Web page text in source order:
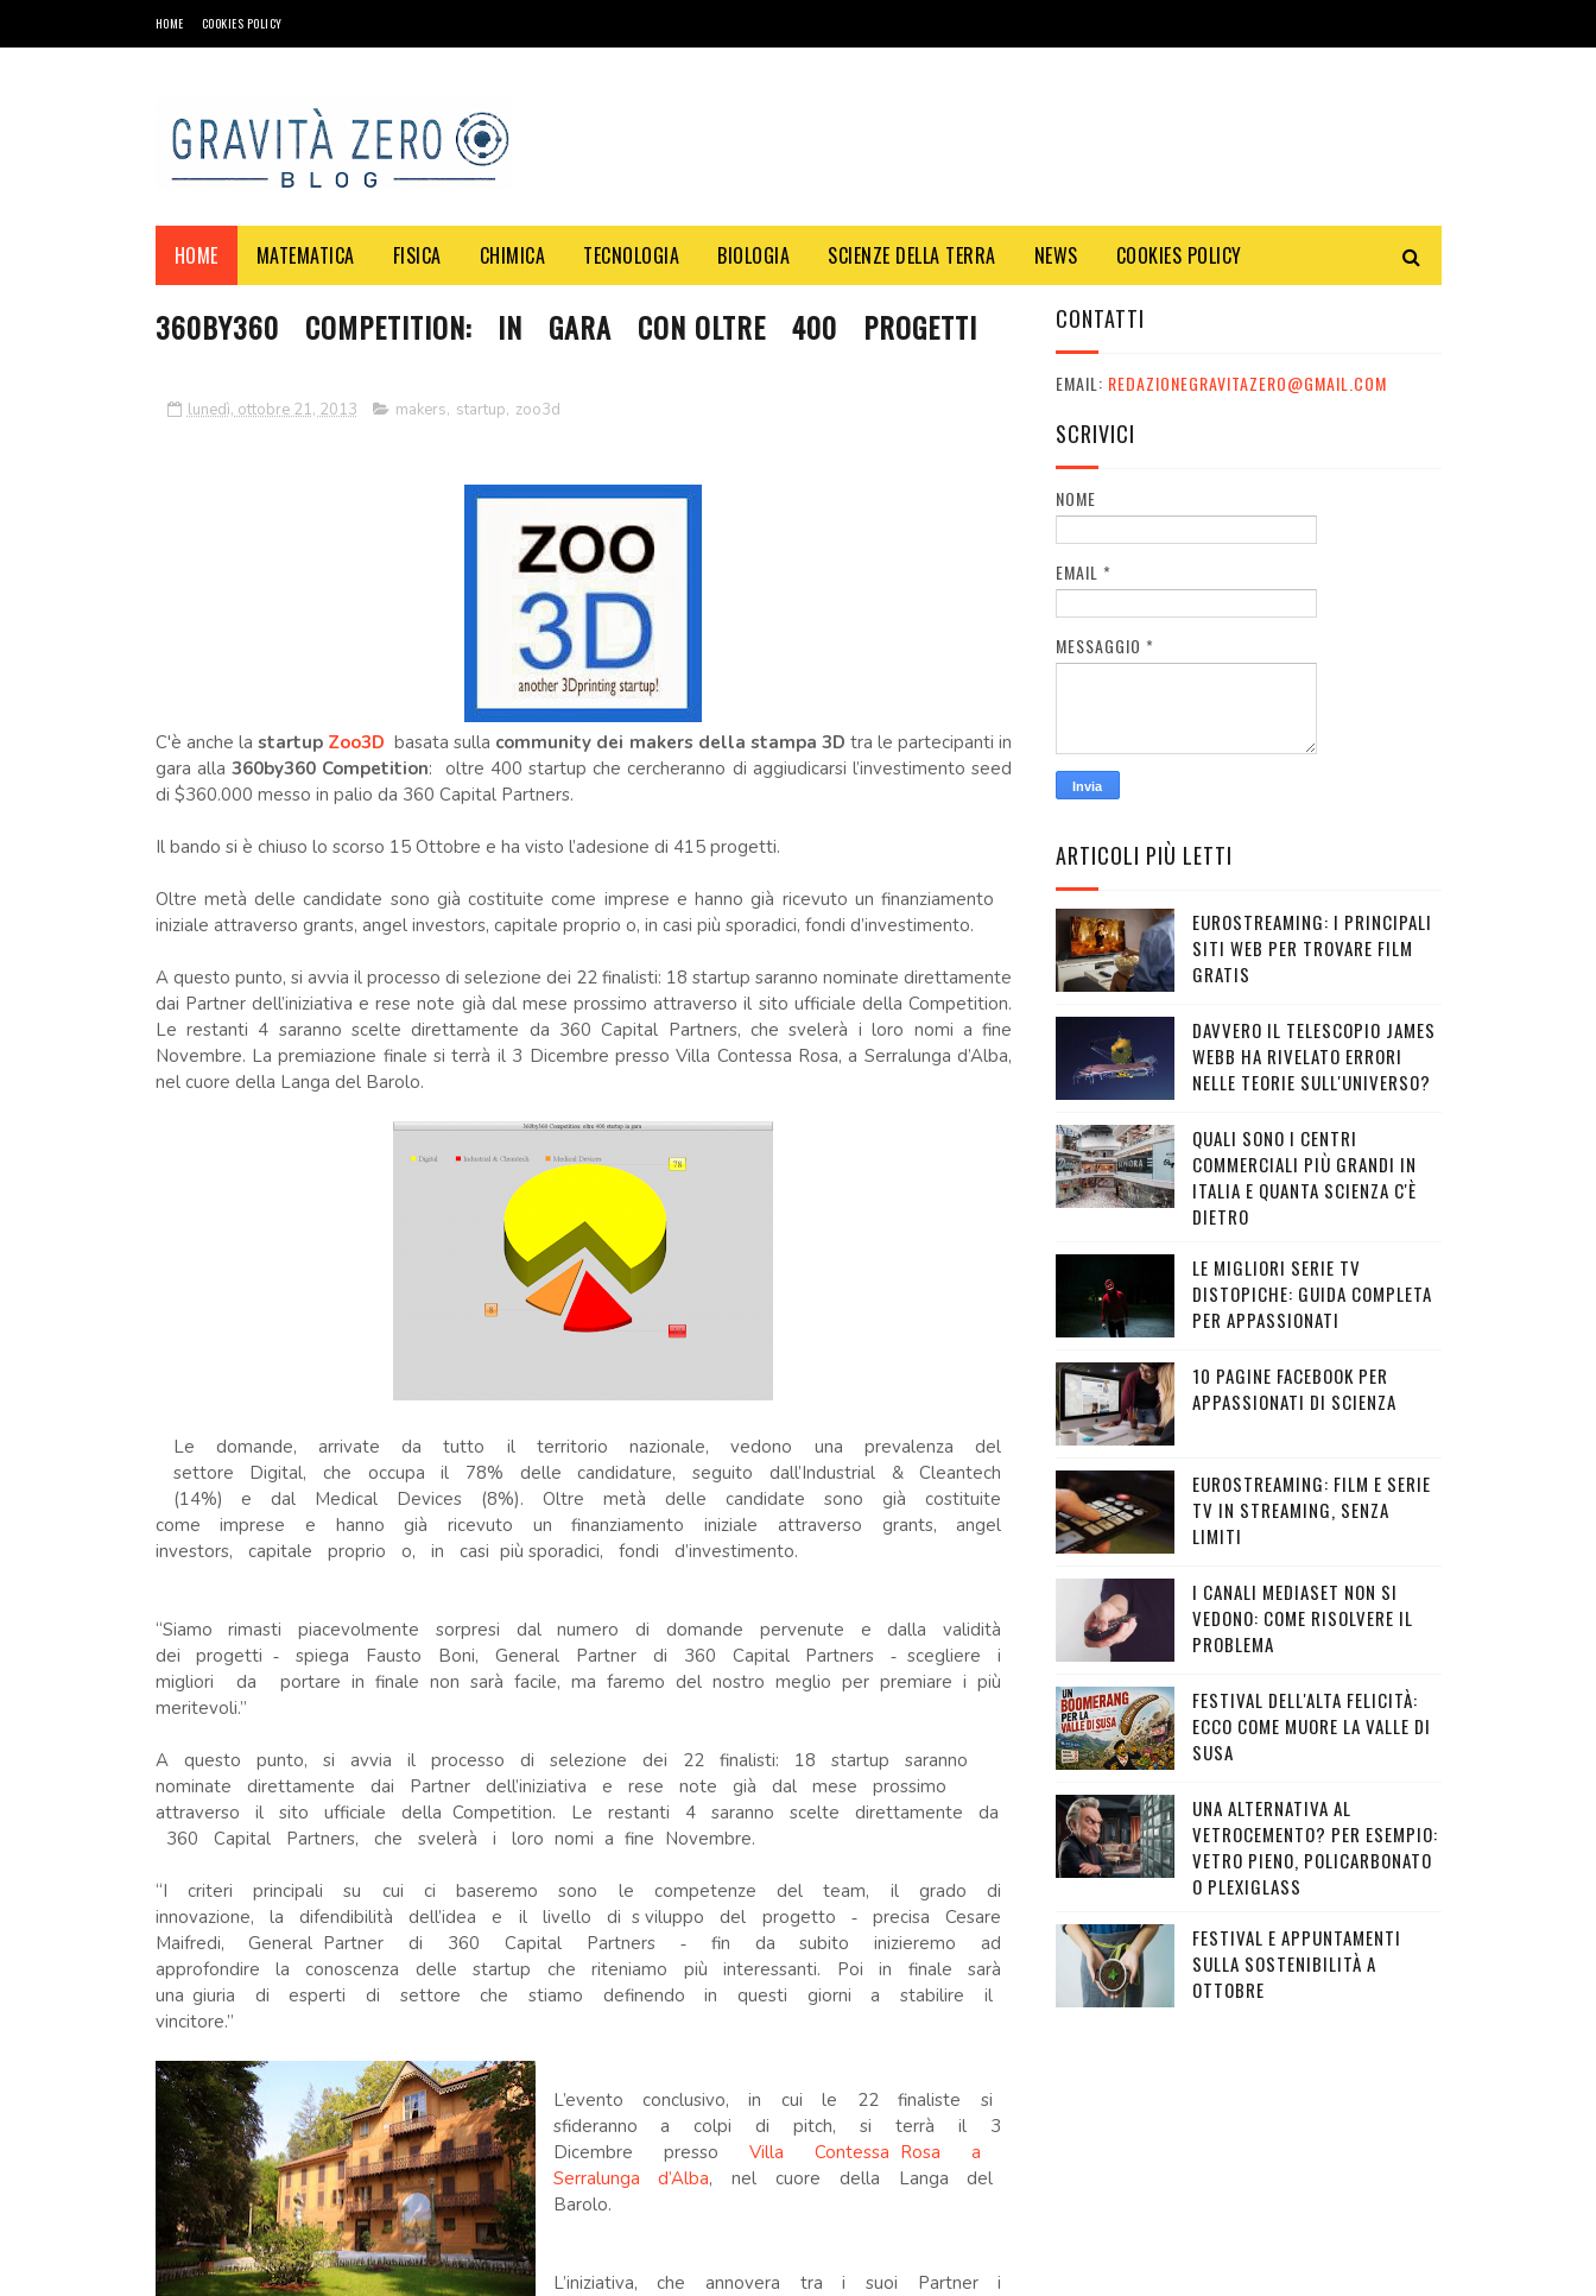
HOME COOKIES POLICY
HOME MATEMATICA FISICA CHIMICA TECNOLOGIA BIOLOGIA SCIENZE DELLA TERRA NEWS COOKIES POLICY
360BY360 COMPETITION: IN GARA CON OLTRE 400 PROGETTI
lunedì, ottobre 21, 2013 makers, startup, zoo3d
C'è anche la startup Zoo3D basata sulla community dei makers della stampa 3D tra le partecipanti in
gara alla 360by360 Competition: oltre 400 startup che cercheranno di aggiudicarsi l’investimento seed
di $360.000 messo in palio da 360 Capital Partners.
Il bando si è chiuso lo scorso 15 Ottobre e ha visto l’adesione di 415 progetti.
Oltre metà delle candidate sono già costituite come imprese e hanno già ricevuto un finanziamento
iniziale attraverso grants, angel investors, capitale proprio o, in casi più sporadici, fondi d’investimento.
A questo punto, si avvia il processo di selezione dei 22 finalisti: 18 startup saranno nominate direttamente
dai Partner dell’iniziativa e rese note già dal mese prossimo attraverso il sito ufficiale della Competition.
Le restanti 4 saranno scelte direttamente da 360 Capital Partners, che svelerà i loro nomi a fine
Novembre. La premiazione finale si terrà il 3 Dicembre presso Villa Contessa Rosa, a Serralunga d’Alba,
nel cuore della Langa del Barolo.
Le domande, arrivate da tutto il territorio nazionale, vedono una prevalenza del
settore Digital, che occupa il 78% delle candidature, seguito dall’Industrial & Cleantech
(14%) e dal Medical Devices (8%). Oltre metà delle candidate sono già costituite
come imprese e hanno già ricevuto un finanziamento iniziale attraverso grants, angel
investors, capitale proprio o, in casi più sporadici, fondi d’investimento.
“Siamo rimasti piacevolmente sorpresi dal numero di domande pervenute e dalla validità
dei progetti ‐ spiega Fausto Boni, General Partner di 360 Capital Partners ‐ scegliere i
migliori da portare in finale non sarà facile, ma faremo del nostro meglio per premiare i più
meritevoli.”
A questo punto, si avvia il processo di selezione dei 22 finalisti: 18 startup saranno
nominate direttamente dai Partner dell’iniziativa e rese note già dal mese prossimo
attraverso il sito ufficiale della Competition. Le restanti 4 saranno scelte direttamente da
360 Capital Partners, che svelerà i loro nomi a fine Novembre.
“I criteri principali su cui ci baseremo sono le competenze del team, il grado di
innovazione, la difendibilità dell’idea e il livello di s viluppo del progetto ‐ precisa Cesare
Maifredi, General Partner di 360 Capital Partners ‐ fin da subito inizieremo ad
approfondire la conoscenza delle startup che riteniamo più interessanti. Poi in finale sarà
una giuria di esperti di settore che stiamo definendo in questi giorni a stabilire il
vincitore.”
L’evento conclusivo, in cui le 22 finaliste si
sfideranno a colpi di pitch, si terrà il 3
Dicembre presso Villa Contessa Rosa a
Serralunga d’Alba, nel cuore della Langa del
Barolo.
L’iniziativa, che annovera tra i suoi Partner i
CONTATTI
EMAIL: REDAZIONEGRAVITAZERO@GMAIL.COM
SCRIVICI
NOME
EMAIL *
MESSAGGIO *
ARTICOLI PIÙ LETTI
EUROSTREAMING: I PRINCIPALI
SITI WEB PER TROVARE FILM
GRATIS
DAVVERO IL TELESCOPIO JAMES
WEBB HA RIVELATO ERRORI
NELLE TEORIE SULL'UNIVERSO?
QUALI SONO I CENTRI
COMMERCIALI PIÙ GRANDI IN
ITALIA E QUANTA SCIENZA C'È
DIETRO
LE MIGLIORI SERIE TV
DISTOPICHE: GUIDA COMPLETA
PER APPASSIONATI
10 PAGINE FACEBOOK PER
APPASSIONATI DI SCIENZA
EUROSTREAMING: FILM E SERIE
TV IN STREAMING, SENZA
LIMITI
I CANALI MEDIASET NON SI
VEDONO: COME RISOLVERE IL
PROBLEMA
FESTIVAL DELL'ALTA FELICITÀ:
ECCO COME MUORE LA VALLE DI
SUSA
UNA ALTERNATIVA AL
VETROCEMENTO? PER ESEMPIO:
VETRO PIENO, POLICARBONATO
O PLEXIGLASS
FESTIVAL E APPUNTAMENTI
SULLA SOSTENIBILITÀ A
OTTOBRE